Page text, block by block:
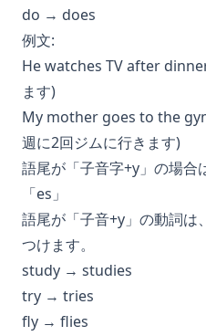
do → does
例文:
He watches TV after
ます)
My mother goes to the
週に2回ジムに行きます)
語尾が「子音字+y」の場合
「es」
語尾が「子音+y」の動詞は
つけます。
study → studies
try → tries
fly → flies